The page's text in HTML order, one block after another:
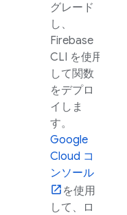
グレード
し、
Firebase
CLI を使用
して関数
をデプロ
イしま
す。
Google
Cloud コ
ンソール
を使用
して、ロ